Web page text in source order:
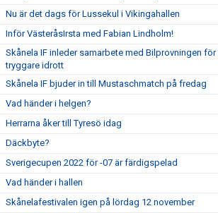
Nu är det dags för Lussekul i Vikingahallen
Inför VästeråsIrsta med Fabian Lindholm!
Skånela IF inleder samarbete med Bilprovningen för
tryggare idrott
Skånela IF bjuder in till Mustaschmatch på fredag
Vad händer i helgen?
Herrarna åker till Tyresö idag
Däckbyte?
Sverigecupen 2022 för -07 är färdigspelad
Vad händer i hallen
Skånelafestivalen igen på lördag 12 november